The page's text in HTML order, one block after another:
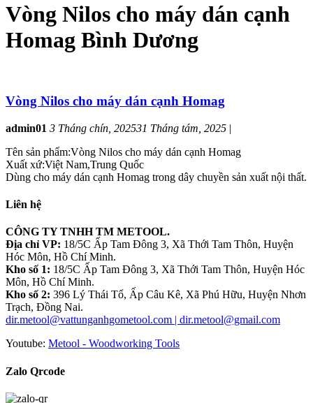
Vòng Nilos cho máy dán cạnh
Homag Bình Dương
Vòng Nilos cho máy dán cạnh Homag
admin01 3 Tháng chín, 202531 Tháng tám, 2025 |
Tên sản phẩm:Vòng Nilos cho máy dán cạnh Homag
Xuất xứ:Việt Nam,Trung Quốc
Dùng cho máy dán cạnh Homag trong dây chuyền sản xuất nội thất.
Liên hệ
CÔNG TY TNHH TM METOOL.
Địa chỉ VP: 18/5C Ấp Tam Đông 3, Xã Thới Tam Thôn, Huyện
Hóc Môn, Hồ Chí Minh.
Kho số 1: 18/5C Ấp Tam Đông 3, Xã Thới Tam Thôn, Huyện Hóc
Môn, Hồ Chí Minh.
Kho số 2: 396 Lý Thái Tổ, Ấp Câu Kê, Xã Phú Hữu, Huyện Nhơn
Trạch, Đồng Nai.
dir.metool@vattunganhgometool.com | dir.metool@gmail.com
Youtube: Metool - Woodworking Tools
Zalo Qrcode